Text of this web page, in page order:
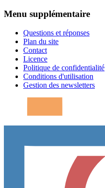
Menu supplémentaire
Questions et réponses
Plan du site
Contact
Licence
Politique de confidentialité
Conditions d'utilisation
Gestion des newsletters